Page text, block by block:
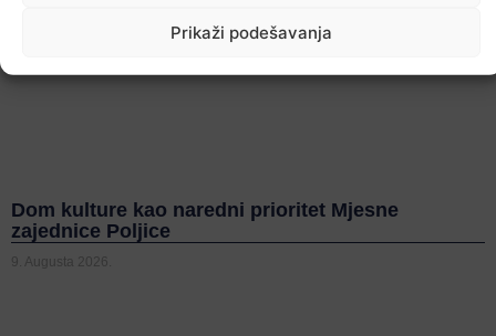
Prikaži podešavanja
Dom kulture kao naredni prioritet Mjesne
zajednice Poljice
9. Augusta 2026.